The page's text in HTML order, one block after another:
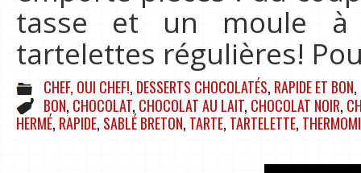
tasse et un moule à
tartelettes régulières!
CHEF, OUI CHEF!, DESSERTS CHOCOLATÉS, RAPIDE ET BON,
BON, CHOCOLAT, CHOCOLAT AU LAIT, CHOCOLAT NOIR,
HERMÉ, RAPIDE, SABLÉ BRETON, TARTE, TARTELETTE,